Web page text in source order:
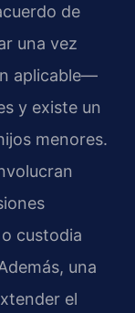
de
una vez
aplicable—
y existe un
menores.
custodia
una
el